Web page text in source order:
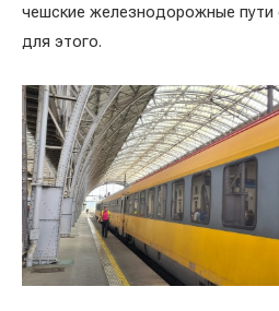
чешские железнодорожные
для этого.